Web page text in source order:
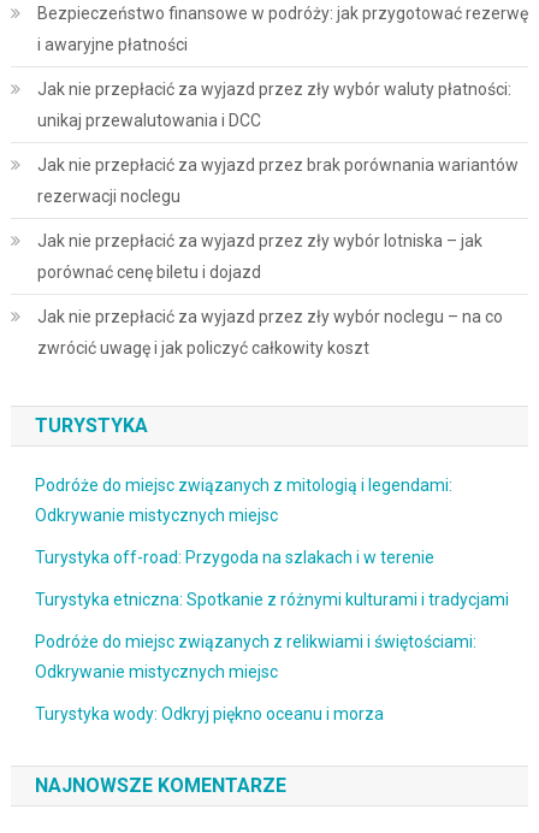
Bezpieczeństwo finansowe w podróży: jak przygotować rezerwę
i awaryjne płatności
Jak nie przepłacić za wyjazd przez zły wybór waluty płatności:
unikaj przewalutowania i DCC
Jak nie przepłacić za wyjazd przez brak porównania wariantów
rezerwacji noclegu
Jak nie przepłacić za wyjazd przez zły wybór lotniska – jak
porównać cenę biletu i dojazd
Jak nie przepłacić za wyjazd przez zły wybór noclegu – na co
zwrócić uwagę i jak policzyć całkowity koszt
TURYSTYKA
Podróże do miejsc związanych z mitologią i legendami:
Odkrywanie mistycznych miejsc
Turystyka off-road: Przygoda na szlakach i w terenie
Turystyka etniczna: Spotkanie z różnymi kulturami i tradycjami
Podróże do miejsc związanych z relikwiami i świętościami:
Odkrywanie mistycznych miejsc
Turystyka wody: Odkryj piękno oceanu i morza
NAJNOWSZE KOMENTARZE